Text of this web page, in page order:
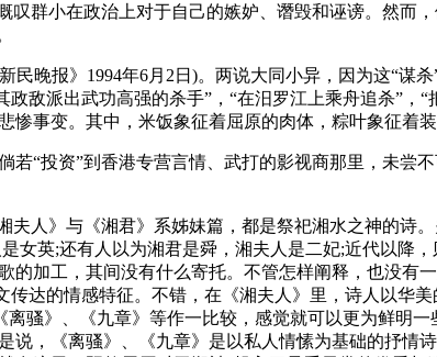
小在政治上对于自己的嫉妒、谮毁和诬谤。然而
晚报》1994年6月2日)。两说大同小异，因为这“谋
敌派出武功高强的杀手”，“在汨罗江上乘舟追杀”，
事变。其中，米饭象征着屈原的肉体，粽叶象征着
投资”到香港专营言情、武打的影视商那里，未尝
人》与《湘君》系姊妹篇，都是祭祀湘水之神的诗
女英;还有人以为湘君是舜，湘夫人是二妃;近代以降
加工，其间没有什么寄托。不管怎样阐释，也没有
达的情感特征。不错，在《湘夫人》里，诗人以华
骚》、《九章》等作一比较，感觉就可以更为鲜明
，《离骚》、《九章》是以私人情愫为基础的抒情